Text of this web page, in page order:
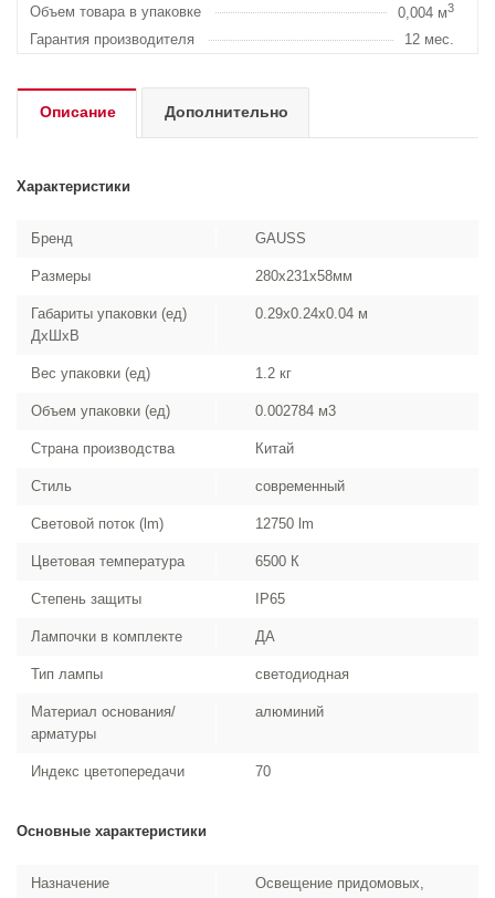
Объем товара в упаковке
0,004 м3
Гарантия производителя 12 мес.
Описание Дополнительно
Характеристики
Бренд GAUSS
Размеры 280x231x58мм
Габариты упаковки (ед)
ДхШхВ
0.29x0.24x0.04 м
Вес упаковки (ед) 1.2 кг
Объем упаковки (ед) 0.002784 м3
Страна производства Китай
Стиль современный
Световой поток (lm) 12750 lm
Цветовая температура 6500 К
Степень защиты IP65
Лампочки в комплекте ДА
Тип лампы светодиодная
Материал основания/
арматуры
алюминий
Индекс цветопередачи 70
Основные характеристики
Назначение
Освещение придомовых,